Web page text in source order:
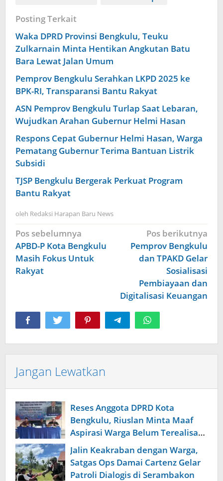
Posting Terkait
Waka DPRD Provinsi Bengkulu, Teuku
Zulkarnain Minta Hentikan Angkutan Batu
Bara Lewat Jalan Umum
Pemprov Bengkulu Serahkan LKPD 2025 ke
BPK-RI, Transparansi Bantu Rakyat
ASN Pemprov Bengkulu Turlap Saat Lebaran,
Wujudkan Arahan Gubernur Helmi Hasan
Respons Cepat Gubernur Helmi Hasan, Warga
Pematang Gubernur Terima Bantuan Listrik
Subsidi
TJSP Bengkulu Bergerak Perkuat Program
Bantu Rakyat
oleh Redaksi Harapan Baru News
Navigasi
pos
Pos sebelumnya
APBD-P Kota Bengkulu
Masih Fokus Untuk
Rakyat
Pos berikutnya
Pemprov Bengkulu
dan TPAKD Gelar
Sosialisasi
Pembiayaan dan
Digitalisasi Keuangan
Jangan Lewatkan
Reses Anggota DPRD Kota
Bengkulu, Riuslan Minta Maaf
Aspirasi Warga Belum Terealisasi
Baik Akibat Efisiensi Anggaran
Jalin Keakraban dengan Warga,
Satgas Ops Damai Cartenz Gelar
Patroli Dialogis di Serambakon